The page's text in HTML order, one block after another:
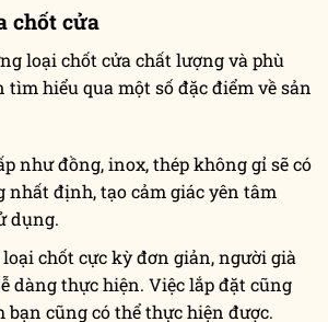
chốt cửa
loại chốt cửa chất lượng và phù
tìm hiểu qua một số đặc điểm về sản
như đồng, inox, thép không gỉ sẽ có
nhất định, tạo cảm giác yên tâm
dụng.
loại chốt cực kỳ đơn giản, người già
dàng thực hiện. Việc lắp đặt cũng
cũng có thể thực hiện được.